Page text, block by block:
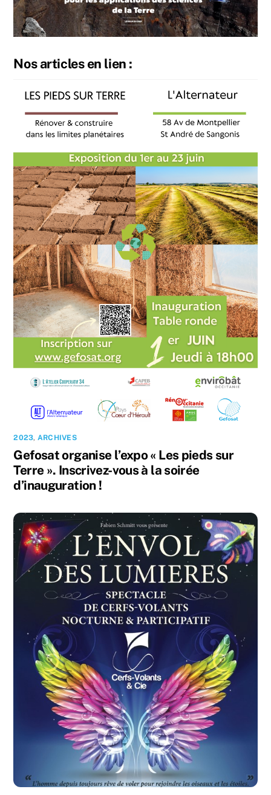
Nos articles en lien :
2023, ARCHIVES
Gefosat organise l’expo « Les pieds sur
Terre ». Inscrivez-vous à la soirée
d’inauguration !